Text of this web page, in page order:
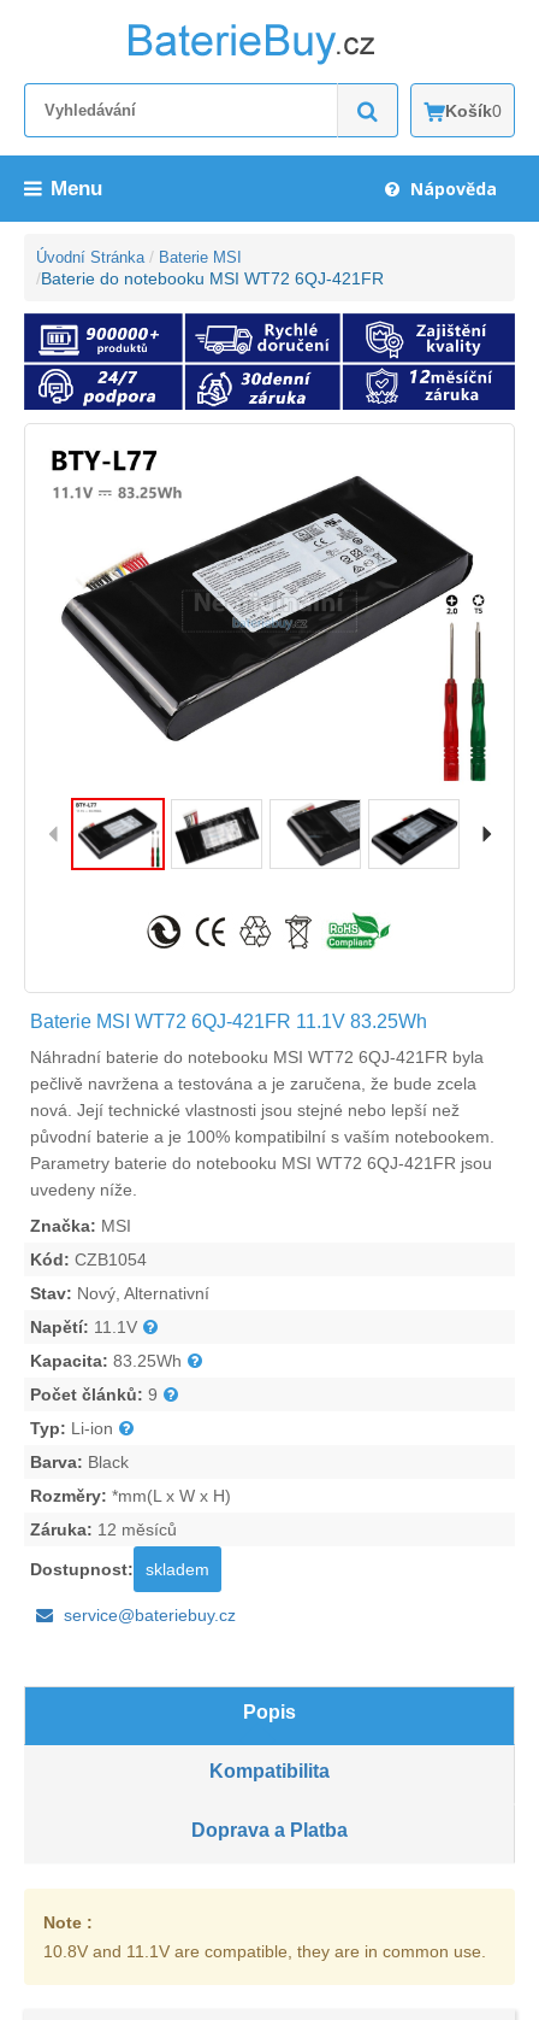
Košík0
Menu Nápověda
Úvodní Stránka Baterie MSI
Baterie do notebooku MSI WT72 6QJ-421FR
Baterie MSI WT72 6QJ-421FR 11.1V 83.25Wh
Náhradní baterie do notebooku MSI WT72 6QJ-421FR byla
pečlivě navržena a testována a je zaručena, že bude zcela
nová. Její technické vlastnosti jsou stejné nebo lepší než
původní baterie a je 100% kompatibilní s vaším notebookem.
Parametry baterie do notebooku MSI WT72 6QJ-421FR jsou
uvedeny níže.
Značka: MSI
Kód: CZB1054
Stav: Nový, Alternativní
Napětí: 11.1V
Kapacita: 83.25Wh
Počet článků: 9
Typ: Li-ion
Barva: Black
Rozměry: *mm(L x W x H)
Záruka: 12 měsíců
Dostupnost: skladem
service@bateriebuy.cz
Popis
Kompatibilita
Doprava a Platba
Note :
10.8V and 11.1V are compatible, they are in common use.